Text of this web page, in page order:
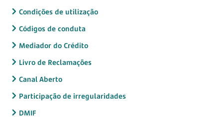
Condições de utilização
Códigos de conduta
Mediador do Crédito
Livro de Reclamações
Canal Aberto
Participação de irregularidades
DMIF